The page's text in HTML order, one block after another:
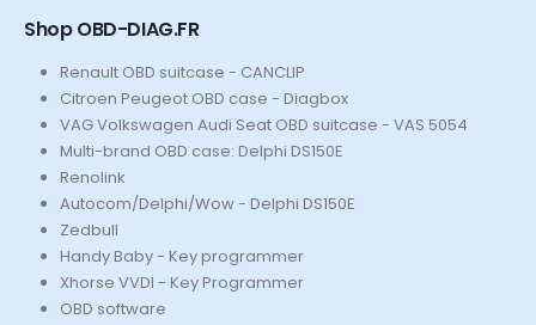
Shop OBD-DIAG.FR
Renault OBD suitcase - CANCLIP
Citroen Peugeot OBD case - Diagbox
VAG Volkswagen Audi Seat OBD suitcase - VAS 5054
Multi-brand OBD case: Delphi DS150E
Renolink
Autocom/Delphi/Wow - Delphi DS150E
Zedbull
Handy Baby - Key programmer
Xhorse VVDI - Key Programmer
OBD software